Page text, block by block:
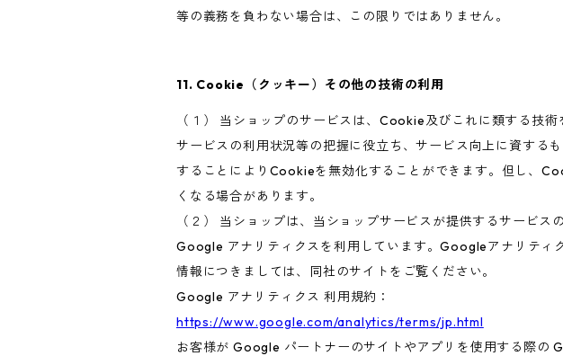
等の義務を負わない場合は、この限りではありません。
11. Cookie（クッキー）その他の技術の利用
（１） 当ショップのサービスは、Cookie及びこれに類する技
サービスの利用状況等の把握に役立ち、サービス向上に資する
することによりCookieを無効化することができます。但し、
くなる場合があります。
（２） 当ショップは、当ショップサービスが提供するサービ
Google アナリティクスを利用しています。Googleアナリティ
情報につきましては、同社のサイトをご覧ください。
Google アナリティクス 利用規約：
https://www.google.com/analytics/terms/jp.html
お客様が Google パートナーのサイトやアプリを使用する際の